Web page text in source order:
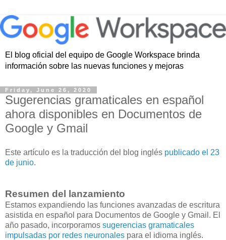
El blog oficial del equipo de Google Workspace brinda
información sobre las nuevas funciones y mejoras
Friday, June 26, 2020
Sugerencias gramaticales en español
ahora disponibles en Documentos de
Google y Gmail
Este artículo es la traducción del blog inglés publicado el 23
de junio.
Resumen del lanzamiento
Estamos expandiendo las funciones avanzadas de escritura
asistida en español para Documentos de Google y Gmail. El
año pasado, incorporamos sugerencias gramaticales
impulsadas por redes neuronales para el idioma inglés.